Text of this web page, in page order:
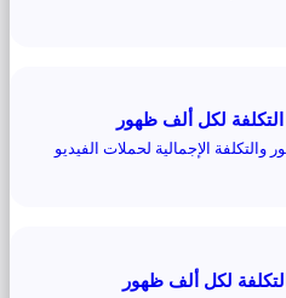
لكل ألف ظهور
والتكلفة الإجمالية لحملات الفيديو
لكل ألف ظهور